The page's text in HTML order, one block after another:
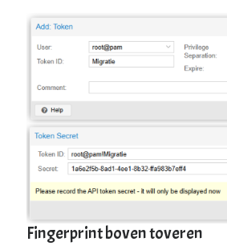
Proxmox
Selfhosted
(2)
(1)
Tools(1)
UniFi(3)
VMware
VR(1)
ToDo / Clean Up(51)
Verjaardag(37)
Zonder categorie
Fingerprint boven toveren